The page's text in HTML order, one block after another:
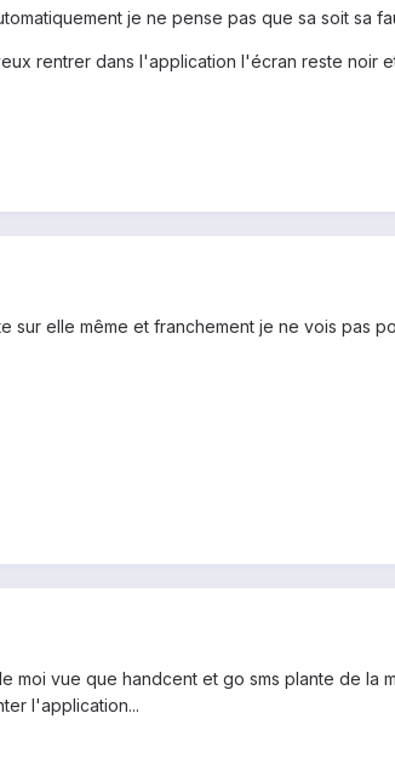
je ne pense pas que sa soit sa
rentrer dans l'application l'écran reste
sur elle même et franchement je ne vois pas
moi vue que handcent et go sms plante de la
l'application...